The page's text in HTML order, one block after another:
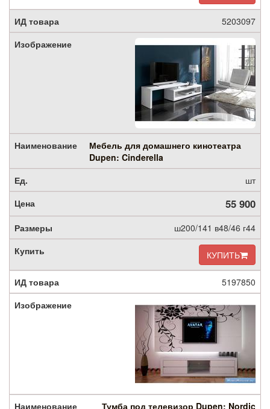
5203097
Мебель для домашнего кинотеатра
Dupen: Cinderella
шт
55 900
ш200/141 в48/46 г44
КУПИТЬ
5197850
Тумба под телевизор Dupen: Nordic